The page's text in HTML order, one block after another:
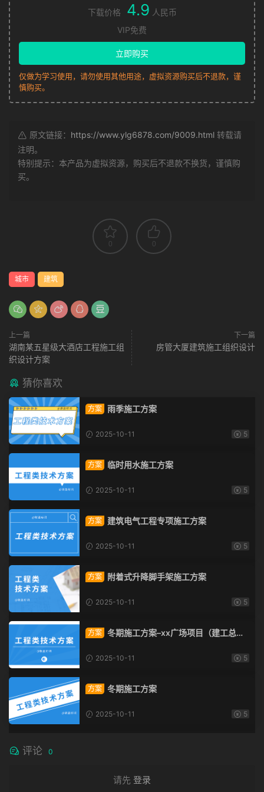
下载价格 4.9 人民币
VIP免费
立即购买
仅做为学习使用，请勿使用其他用途，虚拟资源购买后不退款，谨
慎购买。
原文链接： https://www.ylg6878.com/9009.html 转载请
注明。
特别提示：本产品为虚拟资源，购买后不退款不换货，谨慎购
买。
0 0
城市 建筑
上一篇
湖南某五星级大酒店工程施工组
织设计方案
下一篇
房管大厦建筑施工组织设计
猜你喜欢
方案 雨季施工方案
2025-10-11 5
方案 临时用水施工方案
2025-10-11 5
方案 建筑电气工程专项施工方案
2025-10-11 5
方案 附着式升降脚手架施工方案
2025-10-11 5
方案 冬期施工方案–xx广场项目（建工总承
2025-10-11 5
方案 冬期施工方案
2025-10-11 5
评论 0
请先 登录